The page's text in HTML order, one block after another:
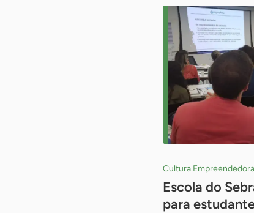
Cultura Empreendedora
Escola do
para